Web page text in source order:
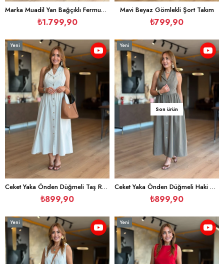
Marka Muadil Yan Bağçıklı Fermuarlı Lacivert Elbise
₺1.799,90
Mavi Beyaz Gömlekli Şort Takım
₺799,90
Ceket Yaka Önden Düğmeli Taş Rengi Keten Elbise
₺899,90
Yeni
Ürün
Son ürün
Ceket Yaka Önden Düğmeli Haki Keten Elbise
₺899,90
Yeni
Ürün
Yeni
Ürün
Yeni
Ürün